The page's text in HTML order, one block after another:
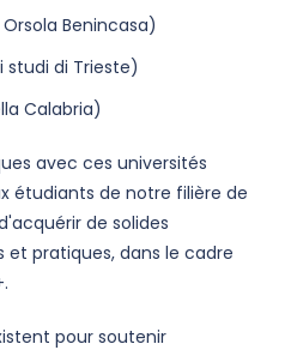
Benincasa)
studi di Trieste)
Calabria)
avec ces universités
étudiants de notre filière de
de solides
pratiques, dans le cadre
pour soutenir